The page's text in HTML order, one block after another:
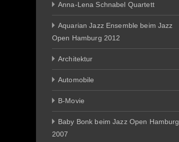
Anna-Lena Schnabel Quartett
Aquarian Jazz Ensemble beim Jazz
Open Hamburg 2012
Architektur
Automobile
B-Movie
Baby Bonk beim Jazz Open Hamburg
2007